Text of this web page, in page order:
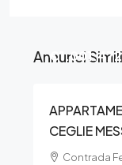
Annunci Simili
€1.001.472
CEGLIE
Contrada